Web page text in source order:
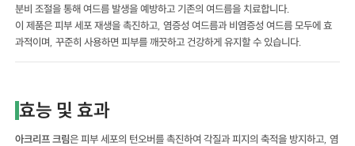
분비 조절을 통해 여드름 발생을 예방하고 기존의 여드름을 치료합니다.
이 제품은 피부 세포 재생을 촉진하고, 염증성 여드름과 비염증성 여드름 모두에 효
과적이며, 꾸준히 사용하면 피부를 깨끗하고 건강하게 유지할 수 있습니다.
효능 및 효과
아크리프 크림은 피부 세포의 턴오버를 촉진하여 각질과 피지의 축적을 방지하고, 염